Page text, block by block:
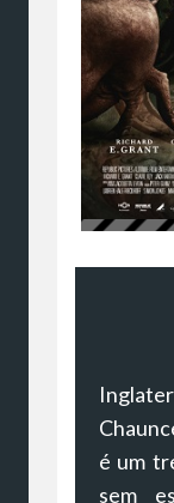
é um
sem